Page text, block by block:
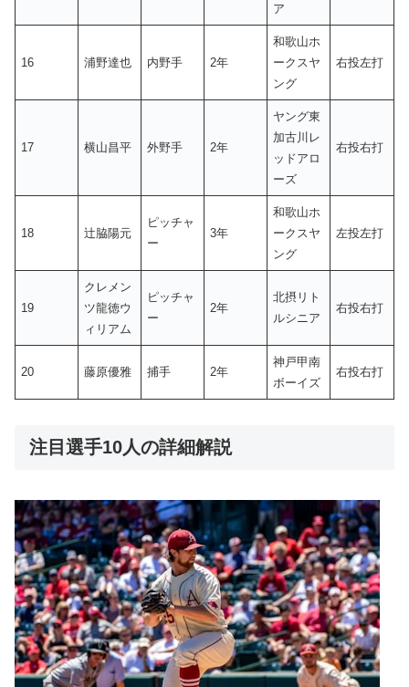
ア
16 浦野達也 内野手 2年
和歌山ホ
ークスヤ
ング
右投左打
17 横山昌平 外野手 2年
ヤング東
加古川レ
ッドアロ
ーズ
右投右打
18 辻脇陽元
ピッチャ
ー
3年
和歌山ホ
ークスヤ
ング
左投左打
19
クレメン
ツ龍徳ウ
ィリアム
ピッチャ
ー
2年
北摂リト
ルシニア
右投右打
20 藤原優雅 捕手 2年
神戸甲南
ボーイズ
右投右打
注目選手10人の詳細解説